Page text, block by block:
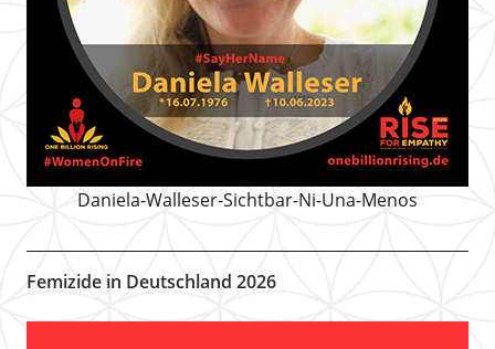
Daniela-Walleser-Sichtbar-Ni-Una-Menos
Femizide in Deutschland 2026